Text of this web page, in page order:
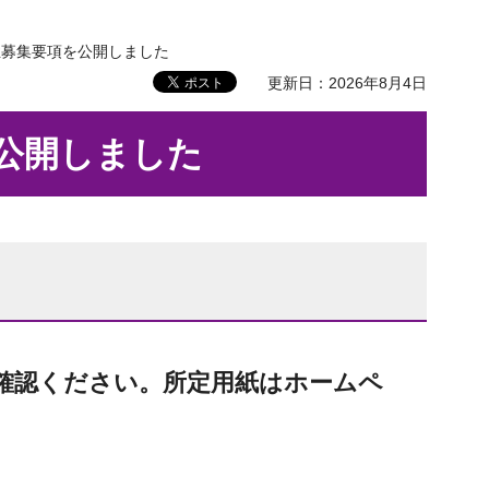
集要項を公開しました
更新日：2026年8月4日
開しました
認ください。所定用紙はホームペ